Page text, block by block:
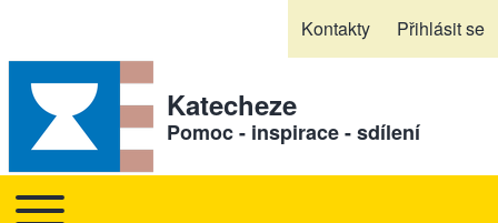
Kontakty Přihlásit se
Katecheze
Pomoc - inspirace - sdílení
Hlavní navigace
Toggle main menu